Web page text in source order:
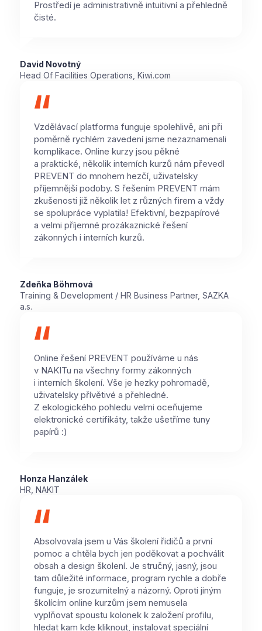
Prostředí je administrativně intuitivní a přehledně
čisté.
David Novotný
Head Of Facilities Operations, Kiwi.com
Vzdělávací platforma funguje spolehlivě, ani při
poměrně rychlém zavedení jsme nezaznamenali
komplikace. Online kurzy jsou pěkné
a praktické, několik interních kurzů nám převedl
PREVENT do mnohem hezčí, uživatelsky
příjemnější podoby. S řešením PREVENT mám
zkušenosti již několik let z různých firem a vždy
se spolupráce vyplatila! Efektivní, bezpapírové
a velmi příjemné prozákaznické řešení
zákonných i interních kurzů.
Zdeňka Böhmová
Training & Development / HR Business Partner, SAZKA
a.s.
Online řešení PREVENT používáme u nás
v NAKITu na všechny formy zákonných
i interních školení. Vše je hezky pohromadě,
uživatelsky přívětivé a přehledné.
Z ekologického pohledu velmi oceňujeme
elektronické certifikáty, takže ušetříme tuny
papírů :)
Honza Hanzálek
HR, NAKIT
Absolvovala jsem u Vás školení řidičů a první
pomoc a chtěla bych jen poděkovat a pochválit
obsah a design školení. Je stručný, jasný, jsou
tam důležité informace, program rychle a dobře
funguje, je srozumitelný a názorný. Oproti jiným
školícím online kurzům jsem nemusela
vyplňovat spoustu kolonek k založení profilu,
hledat kam kde kliknout, instalovat speciální